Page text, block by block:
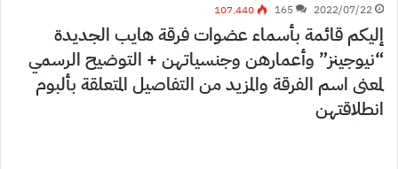
2022/07/22
165 107٬440
إليكم قائمة بأسماء عضوات فرقة هايب الجديدة
“نيوجينز” وأعمارهن وجنسياتهن + التوضيح الرسمي
لمعنى اسم الفرقة والمزيد من التفاصيل المتعلقة بألبوم
انطلاقتهن